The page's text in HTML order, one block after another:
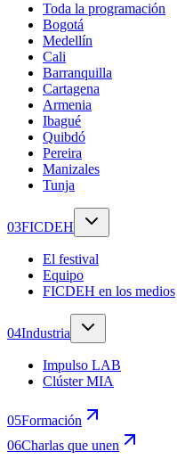
Toda la programación
Bogotá
Medellín
Cali
Barranquilla
Cartagena
Armenia
Ibagué
Quibdó
Pereira
Manizales
Tunja
03FICDEH
El festival
Equipo
FICDEH en los medios
04Industria
Impulso LAB
Clúster MIA
05Formación
06Charlas que unen